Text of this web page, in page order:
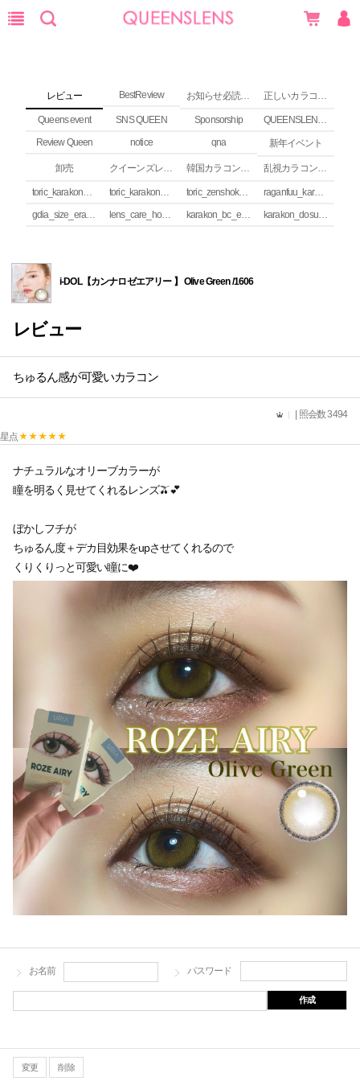
レビュー BestReview お知らせ必読 (NEWS) 正しいカラコンの使い方
Queens event SNS QUEEN Sponsorship
QUEENSLENS Affiliate Program
Review Queen
notice qna 新年イベント
卸売 クイーンズレンズ カラコンコラム 韓国カラコンguide 乱視カラコンの安全性
toric_karakon_takai_riyuu toric_karakon_real_review toric_zenshoku_review
raganfuu_karakon_erabikata
gdia_size_erabikata
lens_care_houhou karakon_bc_erabikata karakon_dosuu_erabikata
i-DOL【カンナロゼエアリー 】 Olive Green /1606
レビュー
ちゅるん感が可愛いカラコン
| 照会数 3494
星点
ナチュラルなオリーブカラーが
瞳を明るく見せてくれるレンズ🫒💕
ぼかしフチが
ちゅるん度＋デカ目効果をupさせてくれるので
くりくりっと可愛い瞳に❤️
お名前 パスワード
作成
変更 削除